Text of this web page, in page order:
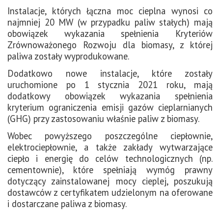
Instalacje, których łączna moc cieplna wynosi co
najmniej 20 MW (w przypadku paliw stałych) mają
obowiązek wykazania spełnienia Kryteriów
Zrównoważonego Rozwoju dla biomasy, z której
paliwa zostały wyprodukowane.
Dodatkowo nowe instalacje, które zostały
uruchomione po 1 stycznia 2021 roku, mają
dodatkowy obowiązek wykazania spełnienia
kryterium ograniczenia emisji gazów cieplarnianych
(GHG) przy zastosowaniu właśnie paliw z biomasy.
Wobec powyższego poszczególne ciepłownie,
elektrociepłownie, a także zakłady wytwarzające
ciepło i energię do celów technologicznych (np.
cementownie), które spełniają wymóg prawny
dotyczący zainstalowanej mocy cieplej, poszukują
dostawców z certyfikatem udzielonym na oferowane
i dostarczane paliwa z biomasy.